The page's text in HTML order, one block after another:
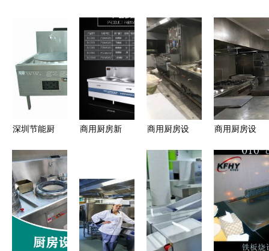
深圳节能厨
具价格
_【深圳不
锈钢厨房厨
具】/节能
环保厨具/
商用厨房新
灶，破解大
型食堂出餐
效率难题
商用厨房设
信诚厨具设
备打造高效
厨房解决方
案
商用厨房设
炊具篇